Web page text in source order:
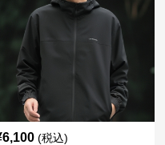
6,100 (税込)